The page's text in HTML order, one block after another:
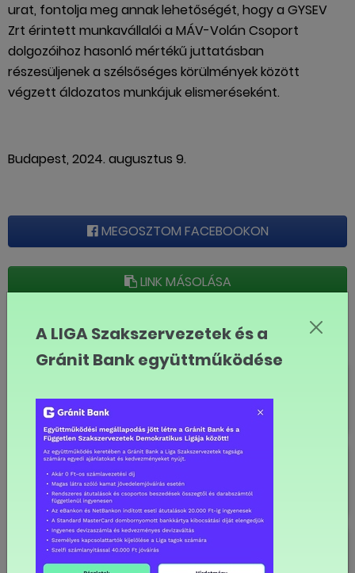
urat, fontolja meg annak lehetőségét, hogy a GYSEV
Zrt érintett munkavállalói a MÁV-Volán Csoport
dolgozóihoz hasonló mértékű juttatásban
részesüljenek a szélsőséges körülmények között
végzett áldozatos munkájuk elismeréseként.
Budapest, 2024. augusztus 9.
MEGOSZTOM FACEBOOKON
LINK MÁSOLÁSA
LIGA
Mikor érheti el az egymillió forintot
Nagyon fogynak a magyar
munkavállalók, kérdés, ez mennyire
Boldog Új Évet!
A LIGA Szakszervezetek és a
Gránit Bank együttműködése